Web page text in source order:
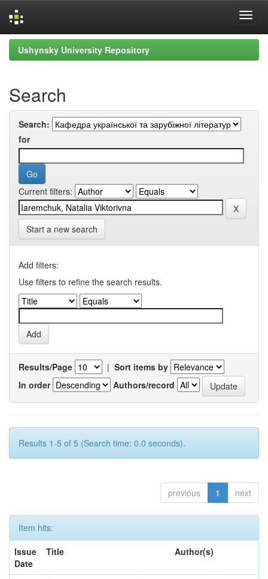
Skip
navigation
Ushynsky University Repository
Search
Search:
for
Current filters:
Start a new search
Add filters:
Use filters to refine the search results.
Results/Page | Sort items by
In order
Authors/record
Results 1-5 of 5 (Search time: 0.0 seconds).
previous 1 next
Item hits:
Issue
Date
Title Author(s)